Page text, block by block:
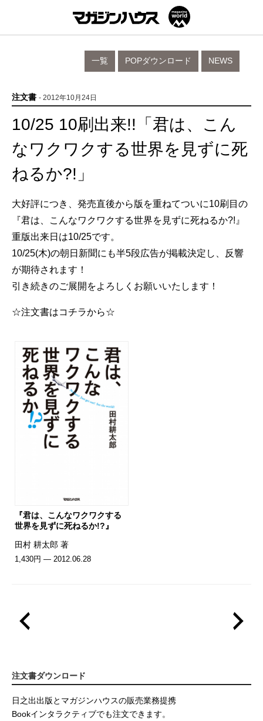
NEWS
POPダウンロード
一覧
注文書 - 2012年10月24日
10/25 10刷出来!!「君は、こん
なワクワクする世界を見ずに死
ねるか?!」
大好評につき、発売直後から版を重ねてついに10刷目の
『君は、こんなワクワクする世界を見ずに死ねるか?!』
重版出来日は10/25です。
10/25(木)の朝日新聞にも半5段広告が掲載決定し、反響
が期待されます！
引き続きのご展開をよろしくお願いいたします！
☆注文書はコチラから☆
『君は、こんなワクワクする
世界を見ずに死ねるか!?』
田村 耕太郎 著
1,430円 — 2012.06.28
注文書ダウンロード
日之出出版とマガジンハウスの販売業務提携
Bookインタラクティブでも注文できます。